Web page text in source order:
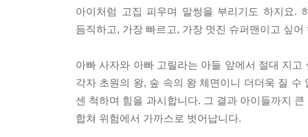
아이처럼 고집 피우며 말썽을 부리기도 하지요.
듬직하고, 가장 빠르고, 가장 멋진 슈퍼맨이고 싶어
아빠 사자와 아빠 고릴라는 아들 앞에서 절대 지고
각자 초원의 왕, 숲 속의 왕 체면이니 더더욱 질
센 척하며 힘을 과시합니다. 그 결과 아이들까지
합쳐 위험에서 가까스로 벗어납니다.